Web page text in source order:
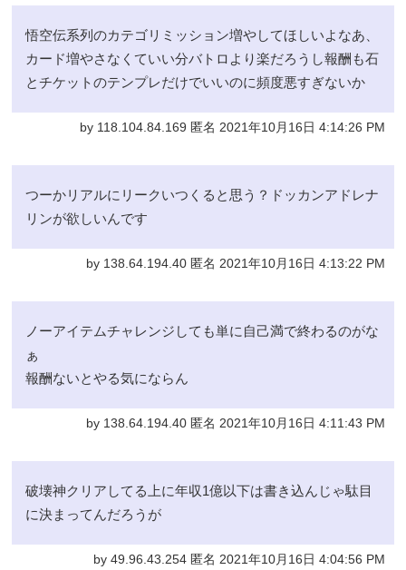
悟空伝系列のカテゴリミッション増やしてほしいよなあ、
カード増やさなくていい分バトロより楽だろうし報酬も石
とチケットのテンプレだけでいいのに頻度悪すぎないか
by 118.104.84.169 匿名 2021年10月16日 4:14:26 PM
つーかリアルにリークいつくると思う？ドッカンアドレナ
リンが欲しいんです
by 138.64.194.40 匿名 2021年10月16日 4:13:22 PM
ノーアイテムチャレンジしても単に自己満で終わるのがな
ぁ
報酬ないとやる気にならん
by 138.64.194.40 匿名 2021年10月16日 4:11:43 PM
破壊神クリアしてる上に年収1億以下は書き込んじゃ駄目
に決まってんだろうが
by 49.96.43.254 匿名 2021年10月16日 4:04:56 PM